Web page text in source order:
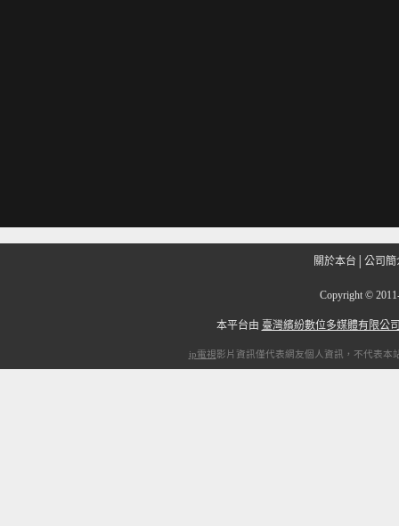
關於本台 公司簡
Copyright ©
本平台由 臺灣繽紛數位多媒體有限公
ip電視影片資訊僅代表網友個人資訊，不代表本